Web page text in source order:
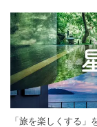
「旅を楽しくする